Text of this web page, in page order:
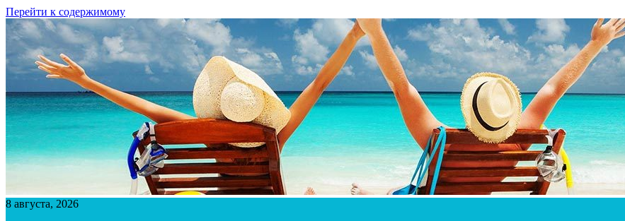
Перейти к содержимому
8 августа, 2026